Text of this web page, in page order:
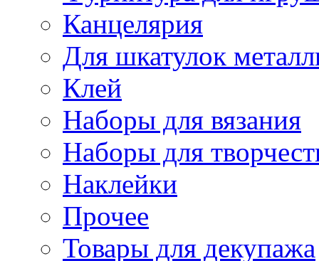
Канцелярия
Для шкатулок
Клей
Наборы для вязания
Наборы для
Наклейки
Прочее
Товары для декупажа